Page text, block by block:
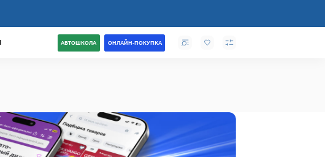
АВТОШКОЛА ОНЛАЙН-ПОКУПКА